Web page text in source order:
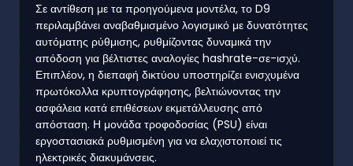
Σε αντίθεση με τα προηγούμενα μοντέλα, το D9
περιλαμβάνει αναβαθμισμένο λογισμικό με δυνατότητες
αυτόματης ρύθμισης, ρυθμίζοντας δυναμικά την
απόδοση για βέλτιστες αναλογίες hashrate-σε-ισχύ.
Επιπλέον, η διεπαφή δικτύου υποστηρίζει ενισχυμένα
πρωτόκολλα κρυπτογράφησης, βελτιώνοντας την
ασφάλεια κατά επιθέσεων εκμετάλλευσης από
απόσταση. Η μονάδα τροφοδοσίας (PSU) είναι
εργοστασιακά ρυθμισμένη για να ελαχιστοποιεί τις
ηλεκτρικές διακυμάνσεις.